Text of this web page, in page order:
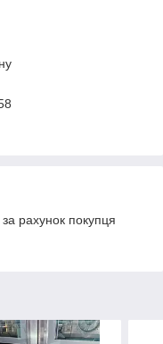
рахунок покупця